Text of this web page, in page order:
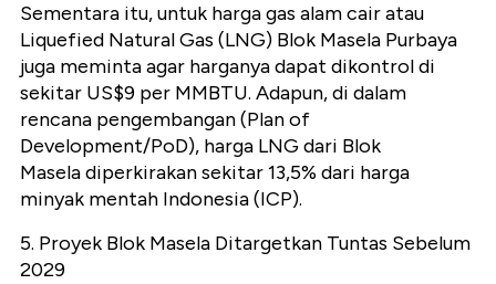
Sementara itu, untuk harga gas alam cair atau
Liquefied Natural Gas (LNG) Blok Masela Purbaya
juga meminta agar harganya dapat dikontrol di
sekitar US$9 per MMBTU. Adapun, di dalam
rencana pengembangan (Plan of
Development/PoD), harga LNG dari Blok
Masela diperkirakan sekitar 13,5% dari harga
minyak mentah Indonesia (ICP).
5. Proyek Blok Masela Ditargetkan Tuntas Sebelum
2029